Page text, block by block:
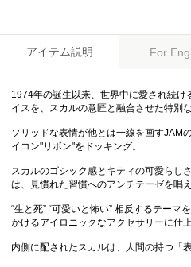
アイテム説明 For
1974年の誕生以来、世界中に愛され続け
イスを、スカルの意匠と融合させた特別
ソリッドな表情が他とは一線を画すJAM
イコン"リボン"をドッキング。
スカルのゴシック感とキティの可愛らし
は、見慣れた習慣へのアンチテーゼを唱
“生と死” “可愛いと怖い” 相反するテー
かけるアイロニックなアクセサリーに仕
内側に配されたスカルは、人間の持つ「